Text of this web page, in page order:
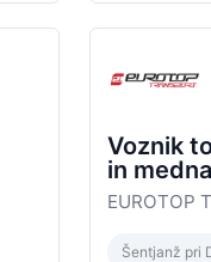
Voznik
in
EUROTOP
Šentjanž pri